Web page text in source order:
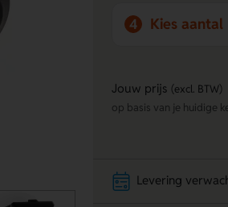
4 Kies aantal
Jouw prijs (excl. BTW)
op basis van je huidige
Levering